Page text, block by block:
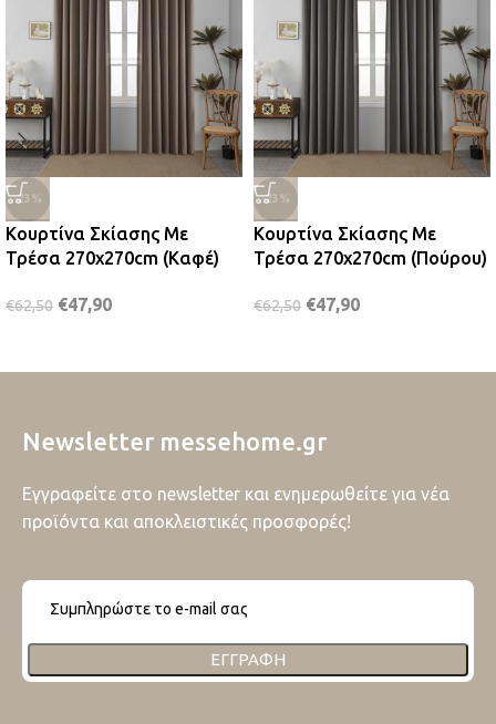
-23%
Κουρτίνα Σκίασης Με
Τρέσα 270x270cm (Καφέ)
€62,50 €47,90
-23%
Κουρτίνα Σκίασης Με
Τρέσα 270x270cm (Πούρου)
€62,50 €47,90
Newsletter messehome.gr
Εγγραφείτε στο newsletter και ενημερωθείτε για νέα
προϊόντα και αποκλειστικές προσφορές!
ΕΓΓΡΑΦΉ